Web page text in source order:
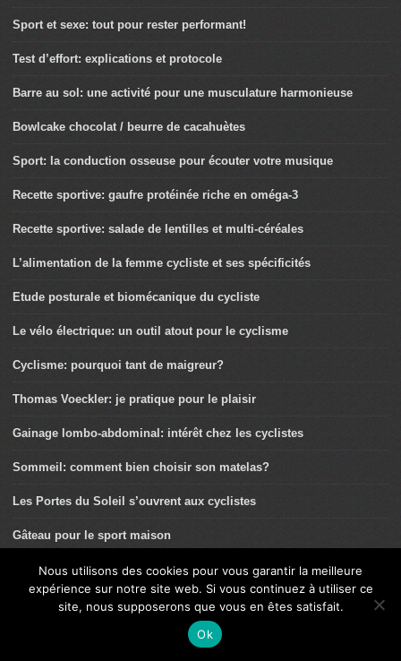
Sport et sexe: tout pour rester performant!
Test d’effort: explications et protocole
Barre au sol: une activité pour une musculature harmonieuse
Bowlcake chocolat / beurre de cacahuètes
Sport: la conduction osseuse pour écouter votre musique
Recette sportive: gaufre protéinée riche en oméga-3
Recette sportive: salade de lentilles et multi-céréales
L’alimentation de la femme cycliste et ses spécificités
Etude posturale et biomécanique du cycliste
Le vélo électrique: un outil atout pour le cyclisme
Cyclisme: pourquoi tant de maigreur?
Thomas Voeckler: je pratique pour le plaisir
Gainage lombo-abdominal: intérêt chez les cyclistes
Sommeil: comment bien choisir son matelas?
Les Portes du Soleil s’ouvrent aux cyclistes
Gâteau pour le sport maison
Rémi Camus – Profession: sportif aventurier
Faut-il arrêter de manger des fruits?
La salle: le complément idéal de la course à pied
Nous utilisons des cookies pour vous garantir la meilleure
expérience sur notre site web. Si vous continuez à utiliser ce
site, nous supposerons que vous en êtes satisfait.
Ok